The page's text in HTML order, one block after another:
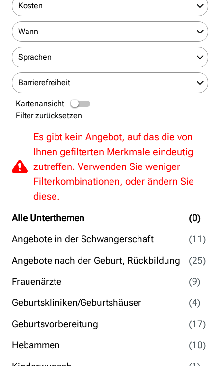
Alle Unterthemen
(0)
Angebote in der Schwangerschaft
(11)
Angebote nach der Geburt, Rückbildung
(25)
Frauenärzte
(9)
Geburtskliniken/Geburtshäuser
(4)
Geburtsvorbereitung
(17)
Hebammen
(10)
Kosten
Wann
Sprachen
Barrierefreiheit
Kartenansicht
Filter zurücksetzen
Es gibt kein Angebot, auf das die von
Ihnen gefilterten Merkmale eindeutig
zutreffen. Verwenden Sie weniger
Filterkombinationen, oder ändern Sie
diese.